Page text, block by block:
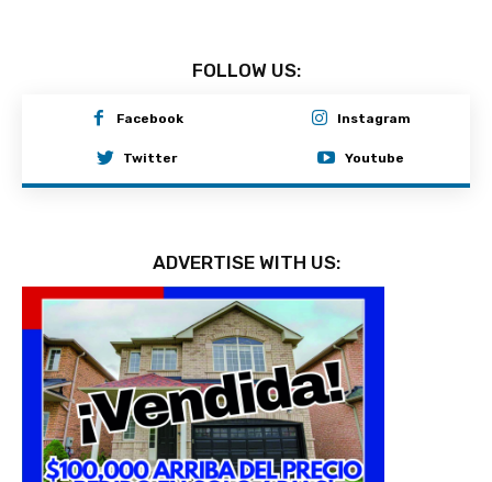
FOLLOW US:
Facebook Instagram
Twitter Youtube
ADVERTISE WITH US: